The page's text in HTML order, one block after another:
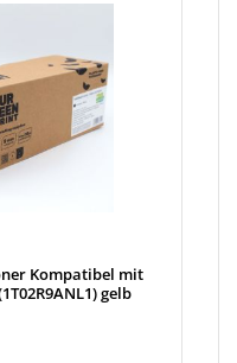
Kompatibel mit
gelb